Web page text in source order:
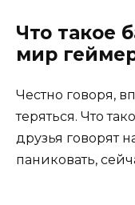
Что такое
мир
Честно говоря,
теряться. Что
друзья говорят
паниковать,